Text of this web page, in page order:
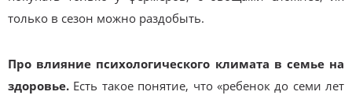
только в сезон можно раздобыть.
Про влияние психологического климата в семье на
здоровье. Есть такое понятие, что «ребенок до семи лет